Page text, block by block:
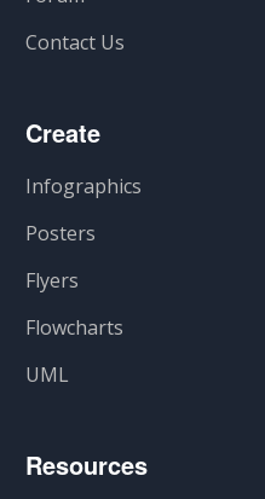
Contact Us
Create
Infographics
Posters
Flyers
Flowcharts
UML
Resources